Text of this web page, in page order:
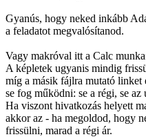
Gyanús, hogy neked inkább
a feladatot megvalósítanod.
Vagy makróval itt a Calc
A képletek ugyanis mindig
míg a másik fájlra mutató
se fog működni: se a régi, se az
Ha viszont hivatkozás helyett
akkor az - ha megoldod, hogy
frissülni, marad a régi ár.